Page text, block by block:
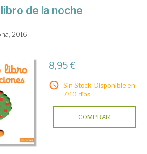
de la noche
2016
8,95 €
Sin Stock. Disponible en
7/10 días.
COMPRAR